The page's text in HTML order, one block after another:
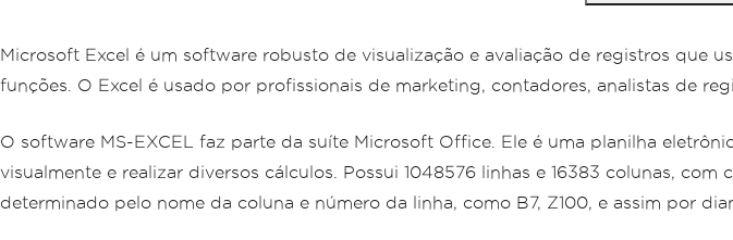
Microsoft Excel é um software robusto de visualização e avaliação de registros que
funções. O Excel é usado por profissionais de marketing, contadores, analistas de
O software MS-EXCEL faz parte da suíte Microsoft Office. Ele é uma planilha
visualmente e realizar diversos cálculos. Possui 1048576 linhas e 16383 colunas,
determinado pelo nome da coluna e número da linha, como B7, Z100, e assim por